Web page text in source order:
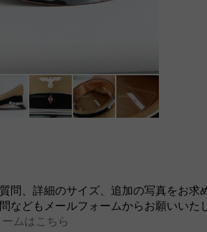
問、詳細のサイズ、追加の写真をお
などもメールフォームからお願いいた
ムはこちら